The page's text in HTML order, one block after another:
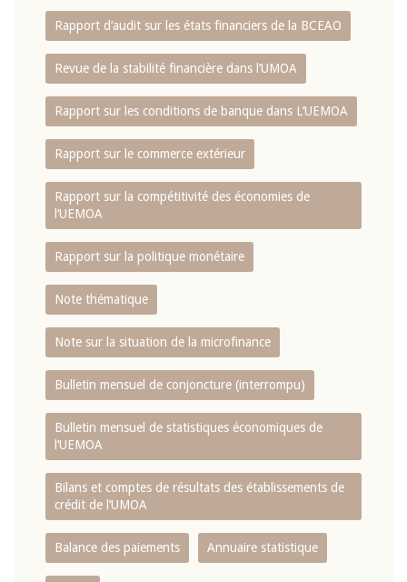
Rapport d‘audit sur les états financiers de la BCEAO
Revue de la stabilité financière dans l‘UMOA
Rapport sur les conditions de banque dans L‘UEMOA
Rapport sur le commerce extérieur
Rapport sur la compétitivité des économies de
l‘UEMOA
Rapport sur la politique monétaire
Note thématique
Note sur la situation de la microfinance
Bulletin mensuel de conjoncture (interrompu)
Bulletin mensuel de statistiques économiques de
l‘UEMOA
Bilans et comptes de résultats des établissements de
crédit de l‘UMOA
Balance des paiements Annuaire statistique